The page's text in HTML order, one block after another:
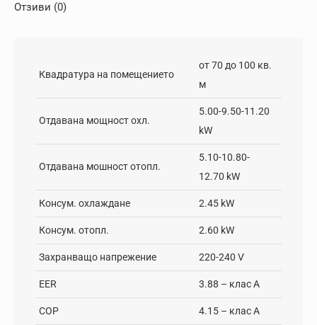
Отзиви (0)
Квадратура на помещението
от 70 до 100 кв.
м
Отдавана мощност охл.
5.00-9.50-11.20
kW
Отдавана мошност отопл.
5.10-10.80-
12.70 kW
Консум. охлаждане 2.45 kW
Консум. отопл. 2.60 kW
Захранващо напрежение 220-240 V
EER 3.88 – клас А
COP 4.15 – клас А